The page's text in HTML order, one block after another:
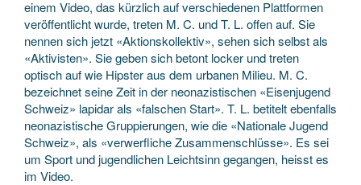
einem Video, das kürzlich auf verschiedenen Plattformen
veröffentlicht wurde, treten M. C. und T. L. offen auf. Sie
nennen sich jetzt «Aktionskollektiv», sehen sich selbst als
«Aktivisten». Sie geben sich betont locker und treten
optisch auf wie Hipster aus dem urbanen Milieu. M. C.
bezeichnet seine Zeit in der neonazistischen «Eisenjugend
Schweiz» lapidar als «falschen Start». T. L. betitelt ebenfalls
neonazistische Gruppierungen, wie die «Nationale Jugend
Schweiz», als «verwerfliche Zusammenschlüsse». Es sei
um Sport und jugendlichen Leichtsinn gegangen, heisst es
im Video.